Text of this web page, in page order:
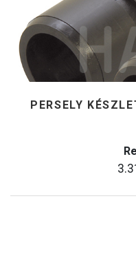
PERSELY